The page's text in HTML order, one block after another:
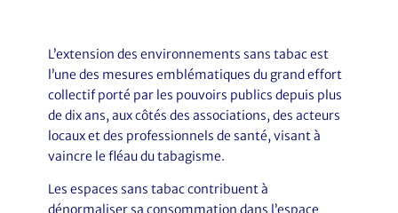
L’extension des environnements sans tabac est
l’une des mesures emblématiques du grand effort
collectif porté par les pouvoirs publics depuis plus
de dix ans, aux côtés des associations, des acteurs
locaux et des professionnels de santé, visant à
vaincre le fléau du tabagisme.
Les espaces sans tabac contribuent à
dénormaliser sa consommation dans l’espace